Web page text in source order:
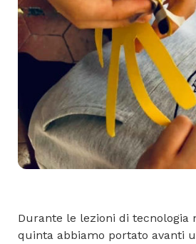
Durante le lezioni di tecnologia
quinta abbiamo portato avanti